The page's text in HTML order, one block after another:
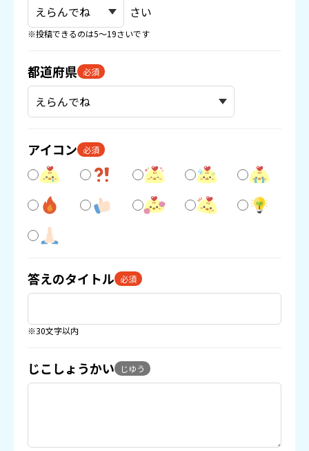
さい
※投稿できるのは5〜19さいです
都道府県 必須
アイコン 必須
答えのタイトル 必須
※30文字以内
じこしょうかい じゆう